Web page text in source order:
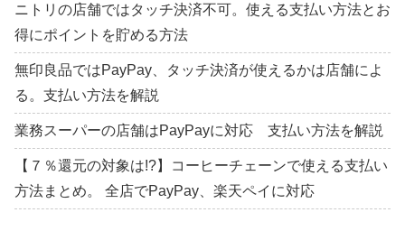
ニトリの店舗ではタッチ決済不可。使える支払い方法とお
得にポイントを貯める方法
無印良品ではPayPay、タッチ決済が使えるかは店舗によ
る。支払い方法を解説
業務スーパーの店舗はPayPayに対応 支払い方法を解説
【７％還元の対象は!?】コーヒーチェーンで使える支払い
方法まとめ。 全店でPayPay、楽天ペイに対応